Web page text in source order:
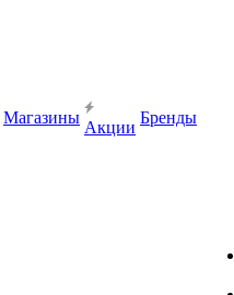
Магазины
Акции
Бренды